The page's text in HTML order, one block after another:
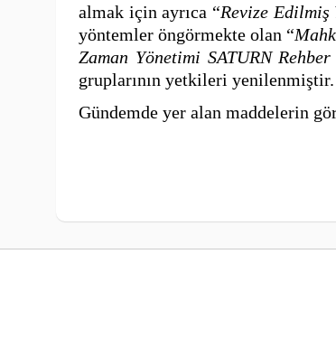
almak için ayrıca “Revize Edilmiş
yöntemler öngörmekte olan “
Zaman Yönetimi SATURN
gruplarının yetkileri yenilenmiştir.
Gündemde yer alan maddelerin